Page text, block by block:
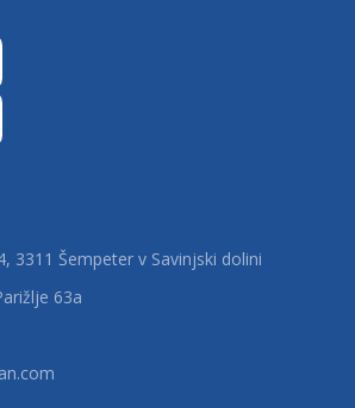
3311 Šempeter v Savinjski dolini
63a